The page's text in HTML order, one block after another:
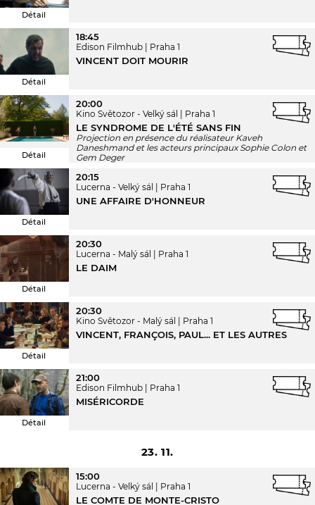
Détail
Détail
18:45
Edison Filmhub Praha 1
VINCENT DOIT MOURIR
Détail
20:00
Kino Světozor - Velký sál Praha 1
LE SYNDROME DE L'ÉTÉ SANS FIN
Projection en présence du réalisateur Kaveh
Daneshmand et les acteurs principaux Sophie Colon et
Gem Deger
Détail
20:15
Lucerna - Velký sál Praha 1
UNE AFFAIRE D'HONNEUR
Détail
20:30
Lucerna - Malý sál Praha 1
LE DAIM
Détail
20:30
Kino Světozor - Malý sál Praha 1
VINCENT, FRANÇOIS, PAUL... ET LES AUTRES
Détail
21:00
Edison Filmhub Praha 1
MISÉRICORDE
23. 11.
15:00
Lucerna - Velký sál Praha 1
LE COMTE DE MONTE-CRISTO